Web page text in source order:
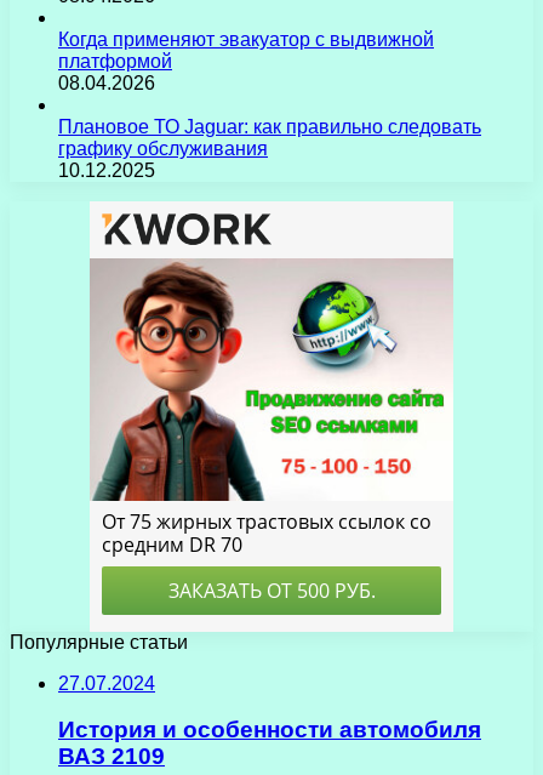
Когда применяют эвакуатор с выдвижной
платформой
08.04.2026
Плановое ТО Jaguar: как правильно следовать
графику обслуживания
10.12.2025
Популярные статьи
27.07.2024
История и особенности автомобиля
ВАЗ 2109